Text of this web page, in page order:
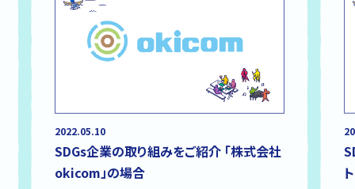
2022.05.10
SDGs企業の取り組みをご紹介 「株式会社
okicom」の場合